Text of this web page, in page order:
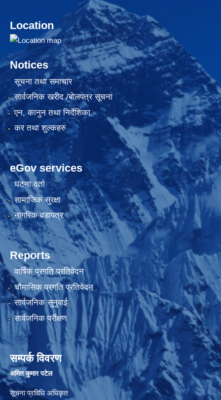
Location
Notices
सूचना तथा समाचार
सार्वजनिक खरीद /बोलपत्र सूचना
एन, कानुन तथा निर्देशिका
कर तथा शुल्कहरु
eGov services
घटना दर्ता
सामाजिक सुरक्षा
नागरिक वडापत्र
Reports
वार्षिक प्रगति प्रतिवेदन
चौमासिक प्रगति प्रतिवेदन
सार्वजनिक सुनुवाई
सार्वजनिक परीक्षण
सम्पर्क विवरण
अमित कुमार पटेल
सूचना प्रविधि अधिकृत